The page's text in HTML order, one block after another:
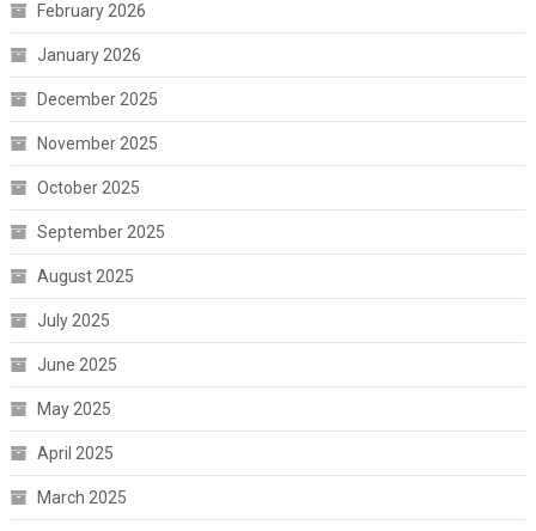
February 2026
January 2026
December 2025
November 2025
October 2025
September 2025
August 2025
July 2025
June 2025
May 2025
April 2025
March 2025